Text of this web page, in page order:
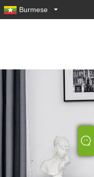
Burmese